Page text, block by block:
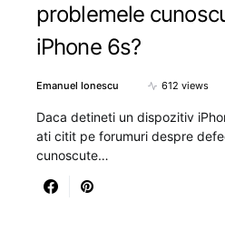
problemele
iPhone 6s?
Emanuel Ionescu 612 views
Daca detineti un dispozitiv
ati citit pe forumuri despre
cunoscute…